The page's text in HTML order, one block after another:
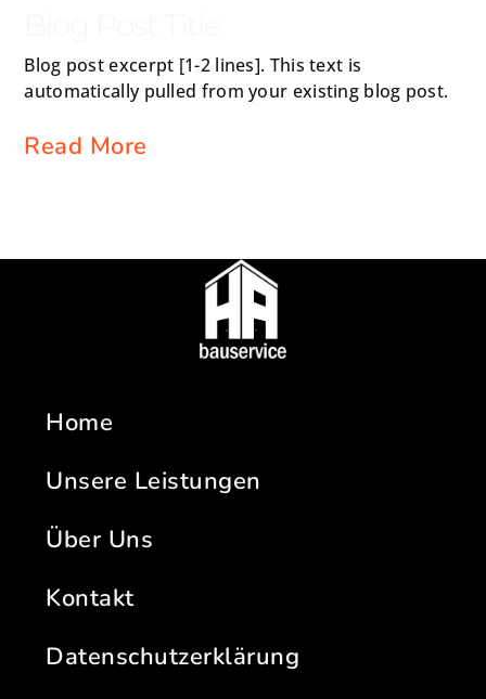
Blog post excerpt [1-2 lines]. This text is
automatically pulled from your existing blog post.
Read More
Home
Unsere Leistungen
Über Uns
Kontakt
Datenschutzerklärung